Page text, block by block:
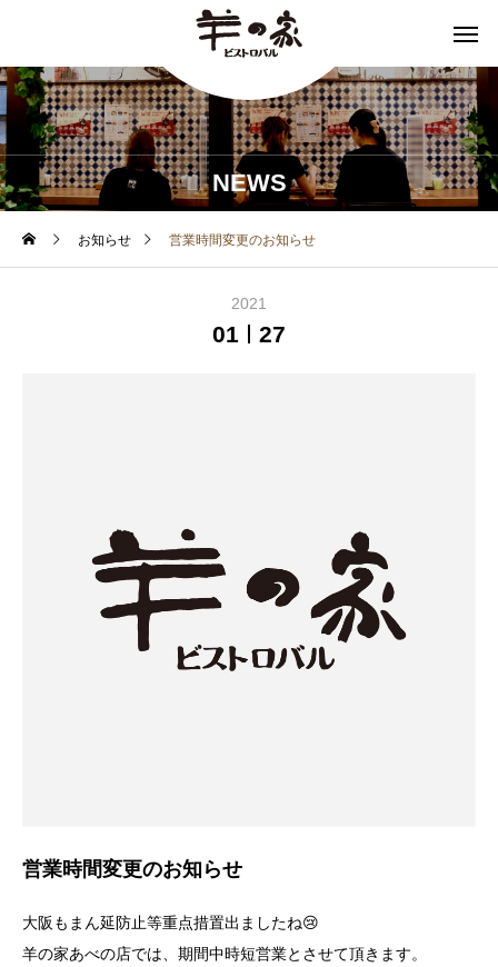
NEWS
お知らせ 営業時間変更のお知らせ
2021
01 27
営業時間変更のお知らせ
大阪もまん延防止等重点措置出ましたね😢
羊の家あべの店では、期間中時短営業とさせて頂きます。